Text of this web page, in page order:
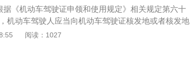
动车，造成交通事故，尚不构成犯罪的；（六）违反
不听劝阻的；（七）故意损毁、移动、涂改交通设
成犯罪的；（八）非法拦截、扣留机动车辆，不听劝
车驾驶证；有第一项、第三项、第五项至第八项情形
大型客车、重型牵引挂车、城市公交车、中型客车、
自动挡汽车、低速载货汽车、三轮汽车、残疾人专用
牵引挂车、普通三轮摩托车、普通二轮摩托车、轻便
《机动车驾驶证申领和使用规定》相关规定第六十
机动车驾驶人应当向机动车驾驶证核发地或者核发地
。申请时应当填写申请表，并提交以下证明、凭证。
、机动车驾驶人补领机动车驾驶证后，原机动车驾驶
阅读：1027